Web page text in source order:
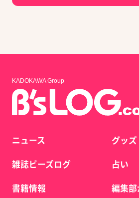
KADOKAWA Group
ニュース
雑誌ビーズログ
書籍情報
グッズ
占い
編集